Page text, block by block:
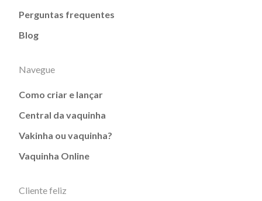
Perguntas frequentes
Blog
Navegue
Como criar e lançar
Central da vaquinha
Vakinha ou vaquinha?
Vaquinha Online
Cliente feliz